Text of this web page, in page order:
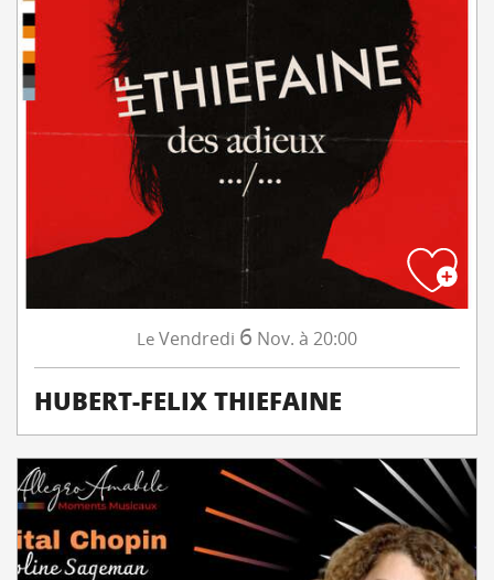
Le Vendredi 6 Nov. à 20:00
HUBERT-FELIX THIEFAINE